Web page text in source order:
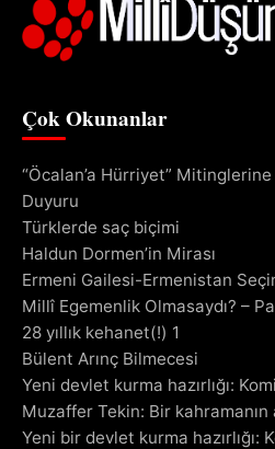
Çok Okunanlar
“Öcalan’a Hürriyet”
Duyuru
Türklerde saç biçimi
Haldun Dormen’in Mirası
Ermeni Gailesi-Ermenistan
Millî Egemenlik Olmasaydı? –
28 yıllık kehanet(!) 1
Bülent Arınç Bilmecesi
Yeni devlet kurma hazırlığı:
Muzaffer Tekin: Bir kahramanın
Yeni bir devlet kurma hazırlığı: